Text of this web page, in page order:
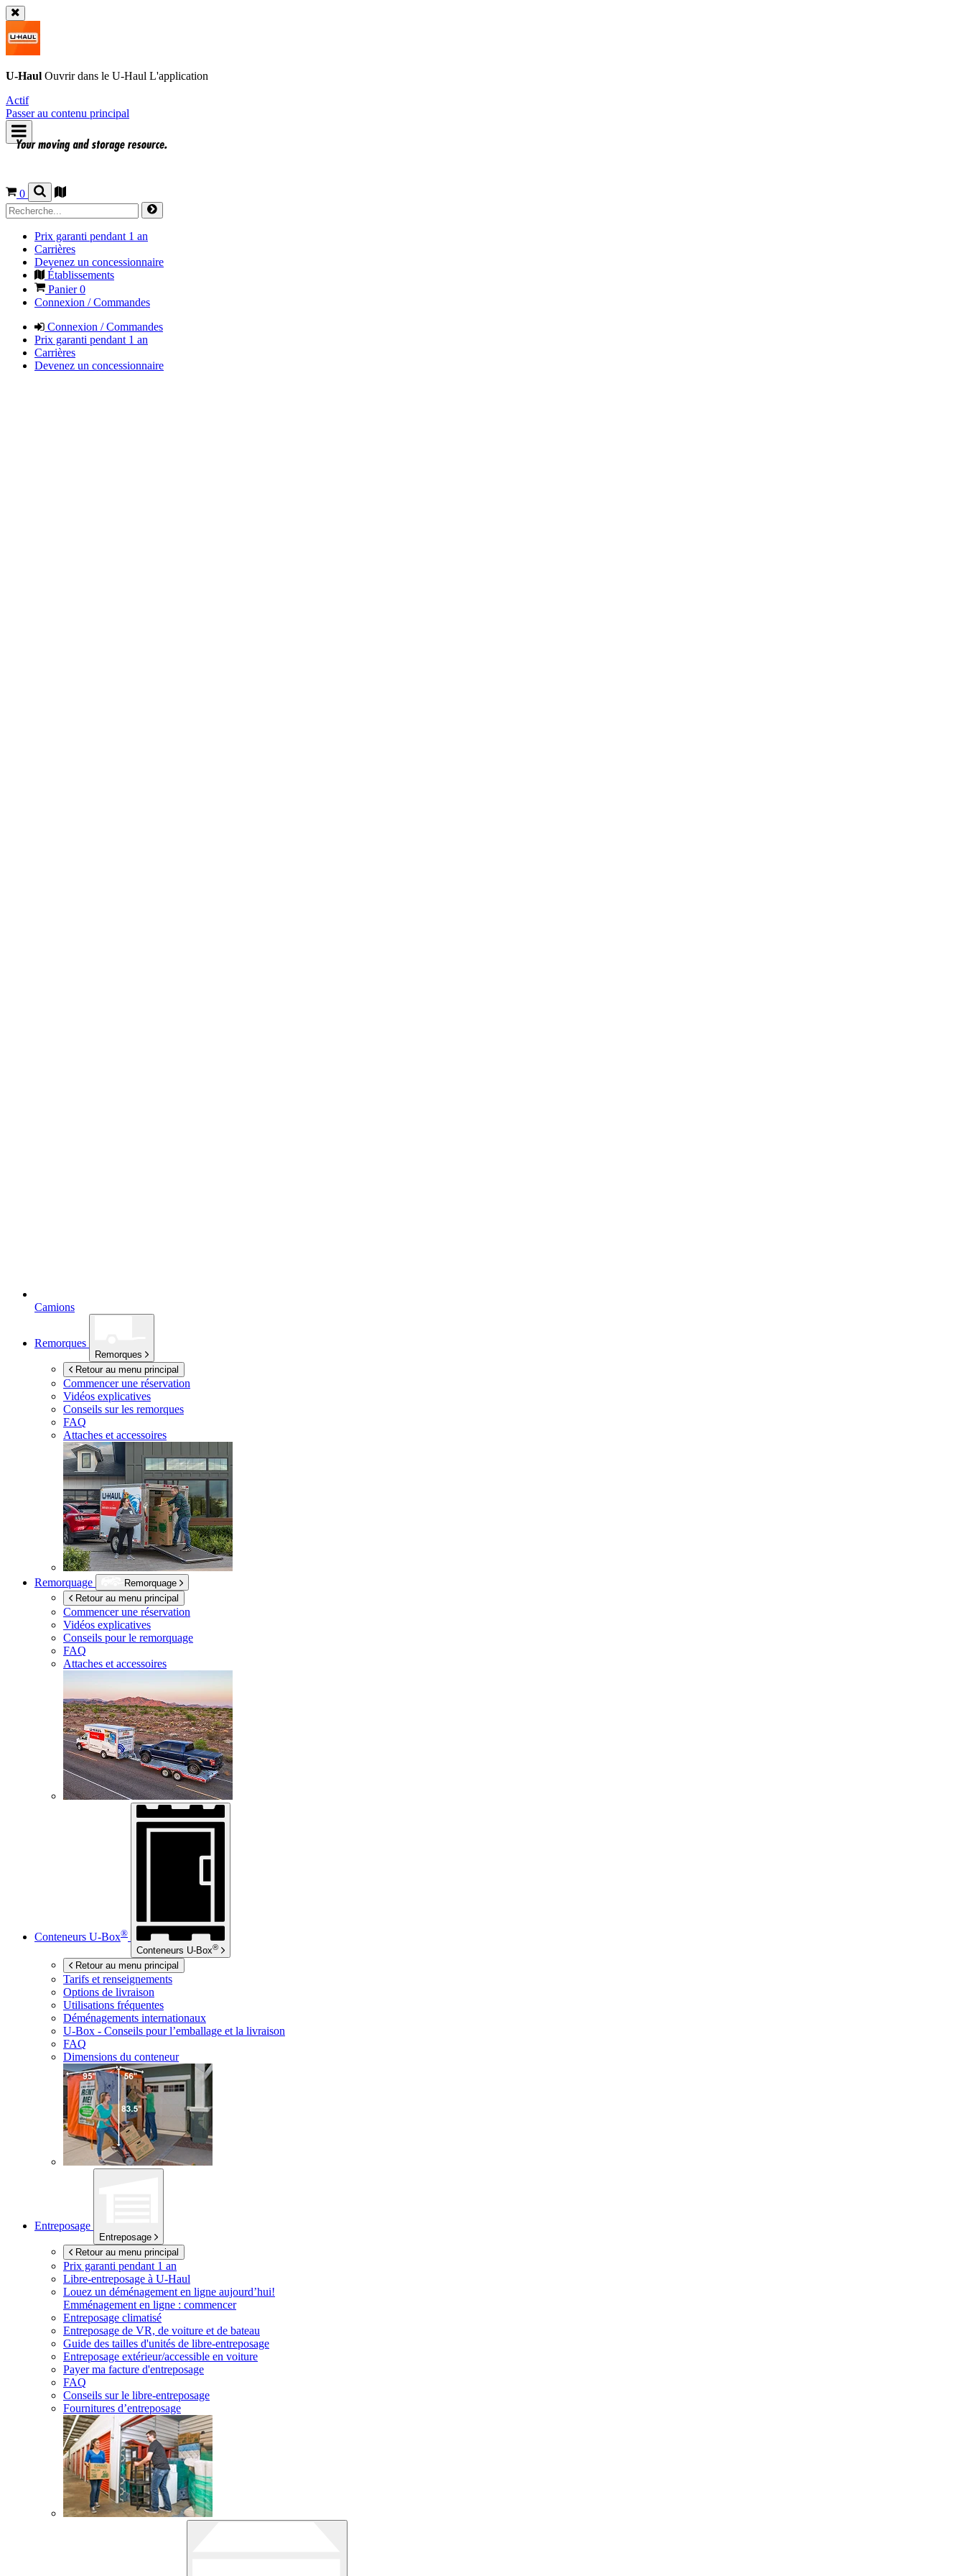
U-Haul Ouvrir dans le U-Haul L'application
Actif
Passer au contenu principal
0
Prix garanti pendant 1 an
Carrières
Devenez un concessionnaire
Établissements
Panier0
Connexion / Commandes
Connexion / Commandes
Prix garanti pendant 1 an
Carrières
Devenez un concessionnaire
Camions
Remorques
Remorques
Retour au menu principal
Commencer une réservation
Vidéos explicatives
Conseils sur les remorques
FAQ
Attaches et accessoires
Remorquage
Remorquage
Retour au menu principal
Commencer une réservation
Vidéos explicatives
Conseils pour le remorquage
FAQ
Attaches et accessoires
Conteneurs U-Box®
Conteneurs U-Box®
Retour au menu principal
Tarifs et renseignements
Options de livraison
Utilisations fréquentes
Déménagements internationaux
U-Box - Conseils pour l’emballage et la livraison
FAQ
Dimensions du conteneur
Entreposage
Entreposage
Retour au menu principal
Prix garanti pendant 1 an
Libre-entreposage à U-Haul
Louez un déménagement en ligne aujourd’hui!
Emménagement en ligne : commencer
Entreposage climatisé
Entreposage de VR, de voiture et de bateau
Guide des tailles d'unités de libre-entreposage
Entreposage extérieur/accessible en voiture
Payer ma facture d'entreposage
FAQ
Conseils sur le libre-entreposage
Fournitures d’entreposage